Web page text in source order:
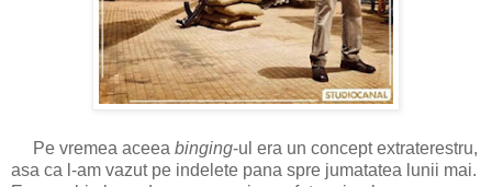
Pe vremea aceea binging-ul era un concept extraterestru,
asa ca l-am vazut pe indelete pana spre jumatatea lunii mai.